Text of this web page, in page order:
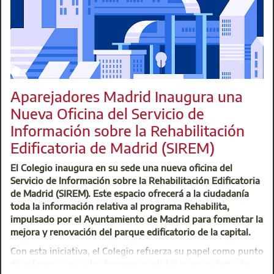
del fotógrafo profesional Jorge Relancio Menéndez. Ven y
Ayudas. Este programa ofrece bonificaciones en las
reforzado, enriquecido y modernizado su versión digital,
consultable en línea y descargable para todos los
interesados a través de Internet.
Centro de Atención Integral (CAI)
t: 91 701 45 00
@:buzoninfo@aparejadoresmadrid.es
Aparejadores Madrid Inaugura una
Nueva Oficina del Servicio de
Información sobre la Rehabilitación
Edificatoria de Madrid (SIREM)
El Colegio inaugura en su sede una nueva oficina del
Servicio de Información sobre la Rehabilitación Edificatoria
de Madrid (SIREM). Este espacio ofrecerá a la ciudadanía
toda la información relativa al programa Rehabilita,
impulsado por el Ayuntamiento de Madrid para fomentar la
mejora y renovación del parque edificatorio de la capital.
Con esta iniciativa, el Colegio refuerza su papel como punto